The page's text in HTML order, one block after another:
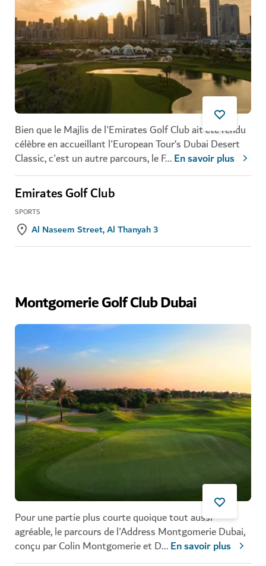
Bien que le Majlis de l'Emirates Golf Club ait été rendu
célèbre en accueillant l'European Tour’s Dubai Desert
Classic, c'est un autre parcours, le F...En savoir plus
Emirates Golf Club
SPORTS
Al Naseem Street, Al Thanyah 3
Montgomerie Golf Club Dubai
Pour une partie plus courte quoique tout aussi
agréable, le parcours de l'Address Montgomerie Dubai,
conçu par Colin Montgomerie et D...En savoir plus